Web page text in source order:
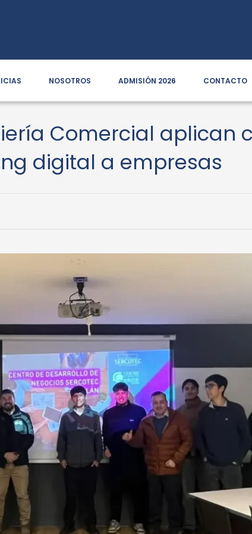
NOSOTROS ADMISIÓN 2026 CONTACTO
Comercial aplican
digital a empresas